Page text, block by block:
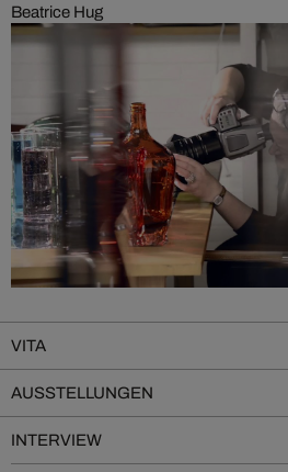
Beatrice Hug
VITA
AUSSTELLUNGEN
INTERVIEW